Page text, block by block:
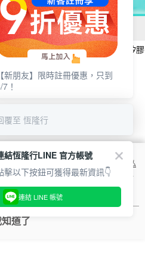
大長形矽膠密
Stasher 長形矽
袋-湖水藍
NT$351
排行
站使用 cookie 方式之詳情，及若您不希
腦的 cookie 設定，請參閱本網站「
隱私
本網站即表示您同意本公司得按本網站使
道了
【新朋友】限時註冊優惠，只到
！
覆至 恆隆行
結恆隆行LINE 官方帳號
擊以下按鈕可獲得最新資訊👇
連結 LINE 帳號